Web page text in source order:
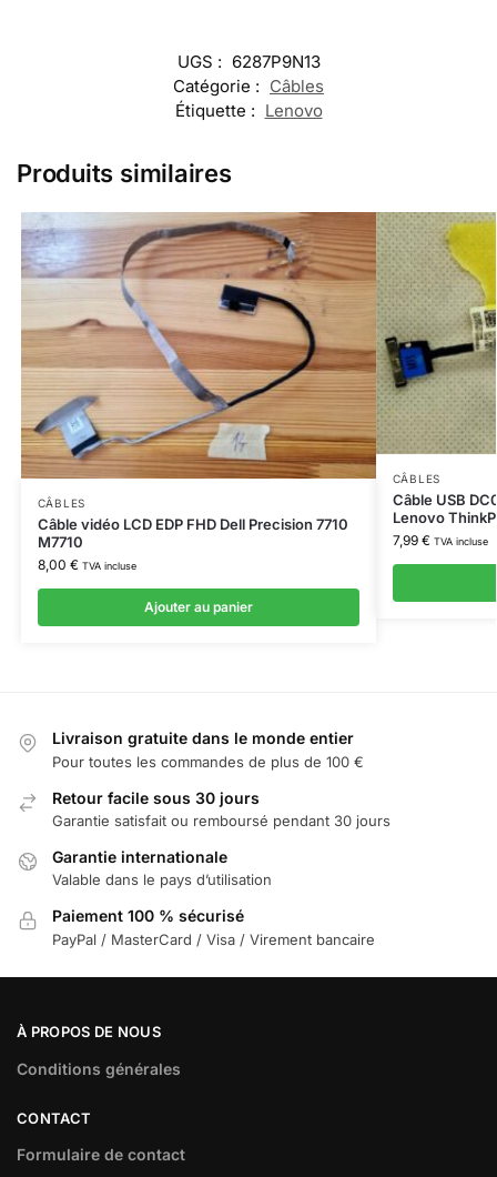
UGS : 6287P9N13
Catégorie : Câbles
Étiquette : Lenovo
Produits similaires
CÂBLES
Câble vidéo LCD EDP FHD Dell Precision 7710
M7710
8,00 € TVA incluse
Ajouter au panier
CÂBLES
Câble USB
Lenovo
7,99 € TVA incluse
Livraison gratuite dans le monde entier
Pour toutes les commandes de plus de 100 €
Retour facile sous 30 jours
Garantie satisfait ou remboursé pendant 30 jours
Garantie internationale
Valable dans le pays d’utilisation
Paiement 100 % sécurisé
PayPal / MasterCard / Visa / Virement bancaire
À PROPOS DE NOUS
Conditions générales
CONTACT
Formulaire de contact